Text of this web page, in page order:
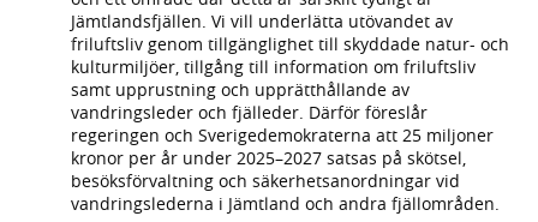
Jämtlandsfjällen. Vi vill underlätta utövandet av
friluftsliv genom tillgänglighet till skyddade natur- och
kulturmiljöer, tillgång till information om friluftsliv
samt upprustning och upprätthållande av
vandringsleder och fjälleder. Därför föreslår
regeringen och Sverigedemokraterna att 25 miljoner
kronor per år under 2025–2027 satsas på skötsel,
besöksförvaltning och säkerhetsanordningar vid
vandringslederna i Jämtland och andra fjällområden.